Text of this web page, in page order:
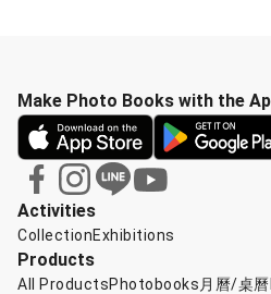
Activities
CollectionExhibitions
Products
All ProductsPhotobooks 月曆/桌曆
Make Photo Books with the